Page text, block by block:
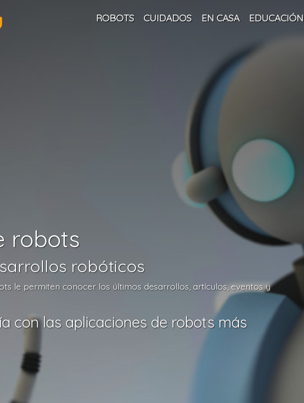
ROBOTS CUIDADOS EN CASA EDUCACIÓN
robots
robóticos
le permiten conocer los últimos desarrollos, artículos, eventos y
con las aplicaciones de robots más